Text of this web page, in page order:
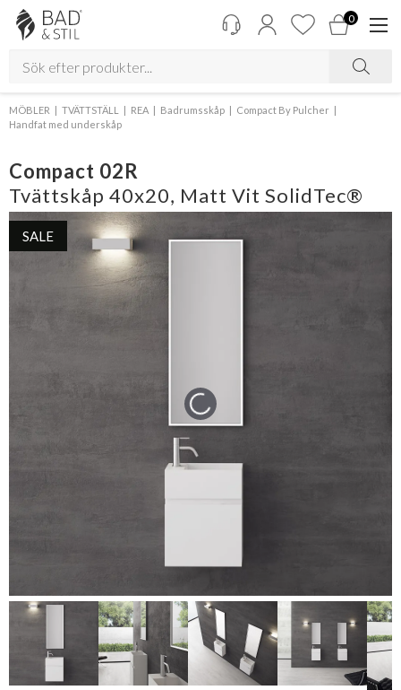
0
MÖBLER TVÄTTSTÄLL REA Badrumsskåp
Compact By Pulcher
Handfat med underskåp
Compact 02R
Tvättskåp 40x20, Matt Vit SolidTec®
SALE